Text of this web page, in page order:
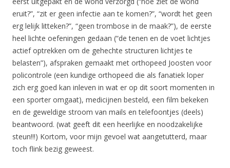
eruit?”, “zit er geen infectie aan te komen?”, “wordt het geen
erg lelijk litteken?”, “geen trombose in de maak?”), de eerste
heel lichte oefeningen gedaan (“de tenen en de voet lichtjes
actief optrekken om de gehechte structuren lichtjes te
belasten”), afspraken gemaakt met orthopeed Joosten voor
policontrole (een kundige orthopeed die als fanatiek loper
zich erg goed kan inleven in wat er op dit soort momenten in
een sporter omgaat), medicijnen besteld, een film bekeken
en de geweldige stroom van mails en telefoontjes (deels)
beantwoord. (wat geeft dit een heerlijke en noodzakelijke
steun!!!) Kortom, voor mijn gevoel wat aangetutterd, maar
toch flink bezig geweest.